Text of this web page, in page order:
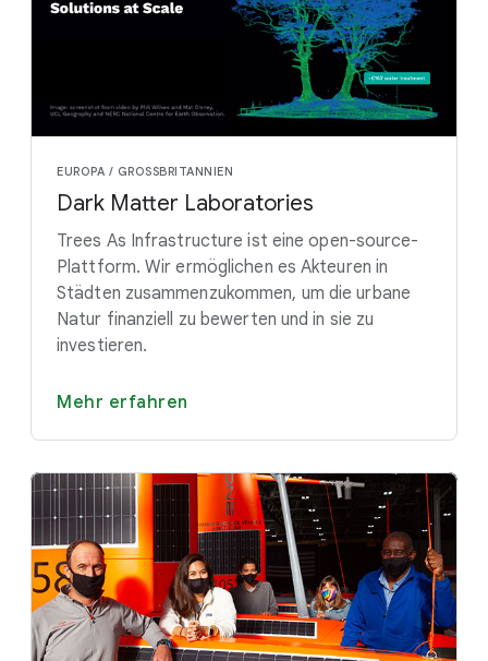
EUROPA / GROSSBRITANNIEN
Dark Matter Laboratories
Trees As Infrastructure ist eine open-source-
Plattform. Wir ermöglichen es Akteuren in
Städten zusammenzukommen, um die urbane
Natur finanziell zu bewerten und in sie zu
investieren.
Mehr erfahren